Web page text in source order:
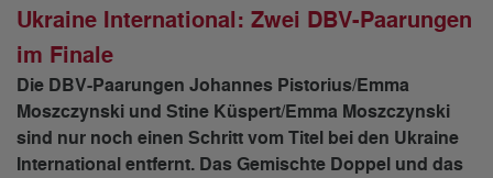
Ukraine International: Zwei DBV-Paarungen
im Finale
Die DBV-Paarungen Johannes Pistorius/Emma
Moszczynski und Stine Küspert/Emma Moszczynski
sind nur noch einen Schritt vom Titel bei den Ukraine
International entfernt. Das Gemischte Doppel und das